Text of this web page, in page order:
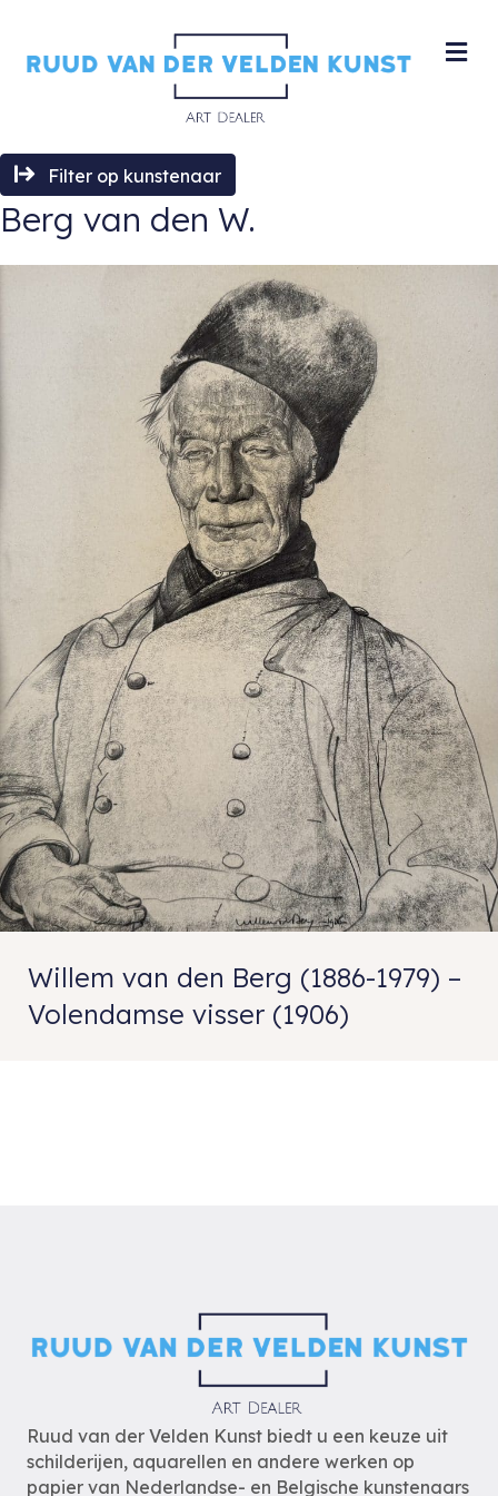
Filter op kunstenaar
Berg van den W.
Willem van den Berg (1886-1979) –
Volendamse visser (1906)
Ruud van der Velden Kunst biedt u een keuze uit
schilderijen, aquarellen en andere werken op
papier van Nederlandse- en Belgische kunstenaars